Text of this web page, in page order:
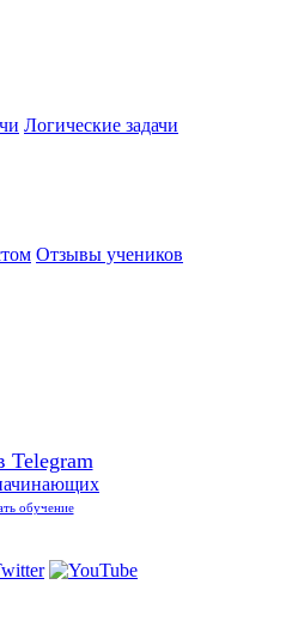
Логические задачи
Отзывы учеников
Telegram
обучение